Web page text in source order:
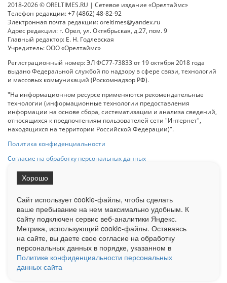
2018-2026 © ORELTIMES.RU | Сетевое издание «Орелтаймс»
Телефон редакции: +7 (4862) 48-82-92
Электронная почта редакции: oreltimes@yandex.ru
Адрес редакции: г. Орел, ул. Октябрьская, д.27, пом. 9
Главный редактор: Е. Н. Годлевская
Учредитель: ООО «Орелтаймс»
Регистрационный номер: ЭЛ ФС77-73833 от 19 октября 2018 года
выдано Федеральной службой по надзору в сфере связи, технологий
и массовых коммуникаций (Роскомнадзор РФ).
"На информационном ресурсе применяются рекомендательные
технологии (информационные технологии предоставления
информации на основе сбора, систематизации и анализа сведений,
относящихся к предпочтениям пользователей сети "Интернет",
находящихся на территории Российской Федерации)".
Политика конфиденциальности
Согласие на обработку персональных данных
на Сетевое издание «ОрелТаймс» обязательна.
Ограниченная статистика посещаемости доступна на сайте
Liveinternet.ru . Подробная статистика для рекламодателей по запросу
у менеджера.
Реклама Документы О нас Контакты
Сайт использует cookie-файлы, чтобы сделать
ваше пребывание на нем максимально удобным. К
cайту подключен сервис веб-аналитики Яндекс.
Метрика, использующий cookie-файлы. Оставаясь
на сайте, вы даете свое согласие на обработку
персональных данных в порядке, указанном в
Политике конфиденциальности персональных
данных сайта
Хорошо